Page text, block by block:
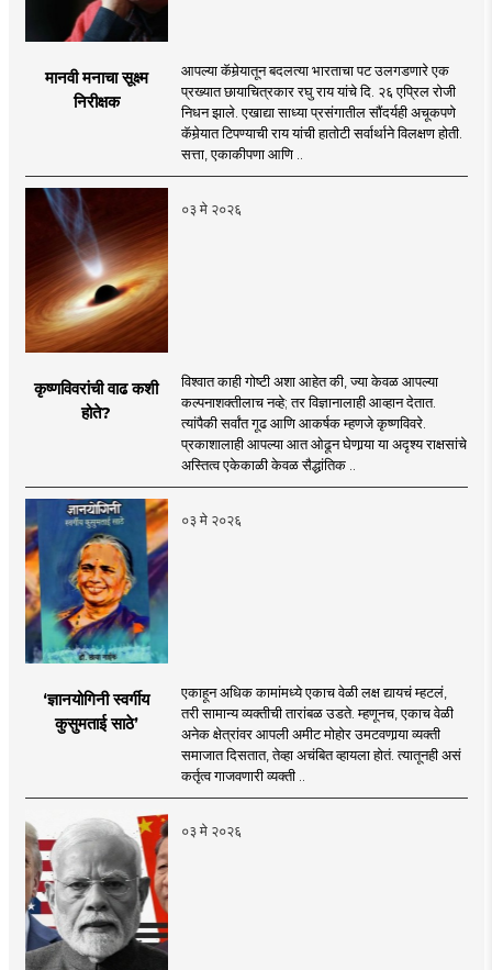
मानवी मनाचा सूक्ष्म
निरीक्षक
आपल्या कॅमेर्‍यातून बदलत्या भारताचा पट उलगडणारे एक
प्रख्यात छायाचित्रकार रघु राय यांचे दि. २६ एप्रिल रोजी
निधन झाले. एखाद्या साध्या प्रसंगातील सौंदर्यही अचूकपणे
कॅमेर्‍यात टिपण्याची राय यांची हातोटी सर्वार्थाने विलक्षण होती.
सत्ता, एकाकीपणा आणि ..
०३ मे २०२६
कृष्णविवरांची वाढ कशी
होते?
विश्वात काही गोष्टी अशा आहेत की, ज्या केवळ आपल्या
कल्पनाशक्तीलाच नव्हे; तर विज्ञानालाही आव्हान देतात.
त्यांपैकी सर्वांत गूढ आणि आकर्षक म्हणजे कृष्णविवरे.
प्रकाशालाही आपल्या आत ओढून घेणार्‍या या अदृश्य राक्षसांचे
अस्तित्व एकेकाळी केवळ सैद्धांतिक ..
०३ मे २०२६
‘ज्ञानयोगिनी स्वर्गीय
कुसुमताई साठे’
एकाहून अधिक कामांमध्ये एकाच वेळी लक्ष द्यायचं म्हटलं,
तरी सामान्य व्यक्तीची तारांबळ उडते. म्हणूनच, एकाच वेळी
अनेक क्षेत्रांवर आपली अमीट मोहोर उमटवणार्‍या व्यक्ती
समाजात दिसतात, तेव्हा अचंबित व्हायला होतं. त्यातूनही असं
कर्तृत्व गाजवणारी व्यक्ती ..
०३ मे २०२६